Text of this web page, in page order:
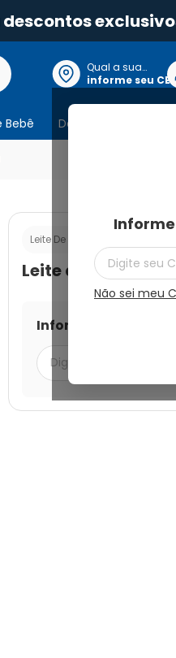
descontos
Qual a sua
localização?
informe seu CEP
Não sei meu
Bebê Dermocosmeticos
Leite De Colônia
Leite de Colônia
Informe seu CEP